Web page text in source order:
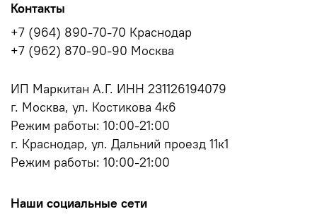
Контакты
+7 (964) 890-70-70 Краснодар
+7 (962) 870-90-90 Москва
ИП Маркитан А.Г. ИНН 231126194079
г. Москва, ул. Костикова 4к6
Режим работы: 10:00-21:00
г. Краснодар, ул. Дальний проезд 11к1
Режим работы: 10:00-21:00
Наши социальные сети